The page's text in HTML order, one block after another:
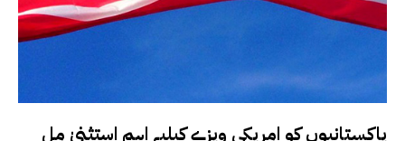
پاکستانیوں کو امریکی ویزے کیلیے اہم استثنیٰ مل